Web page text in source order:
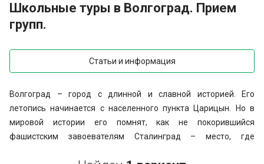
Школьные туры в Волгоград. Прием
групп.
Статьи и информация
Волгоград – город с длинной и славной историей. Его
летопись начинается с населенного пункта Царицын. Но в
мировой истории его помнят, как не покорившийся
фашистским завоевателям Сталинград – место, где